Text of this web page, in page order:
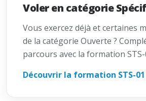
Voler en catégorie
Vous exercez déjà et certaines
de la catégorie Ouverte ?
parcours avec la formation STS-
Découvrir la formation STS-01